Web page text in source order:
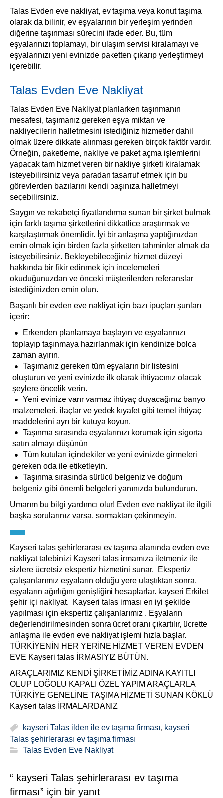
Talas Evden eve nakliyat, ev taşıma veya konut taşıma
olarak da bilinir, ev eşyalarının bir yerleşim yerinden
diğerine taşınması sürecini ifade eder. Bu, tüm
eşyalarınızı toplamayı, bir ulaşım servisi kiralamayı ve
eşyalarınızı yeni evinizde paketten çıkarıp yerleştirmeyi
içerebilir.
Talas Evden Eve Nakliyat
Talas Evden Eve Nakliyat planlarken taşınmanın
mesafesi, taşımanız gereken eşya miktarı ve
nakliyecilerin halletmesini istediğiniz hizmetler dahil
olmak üzere dikkate alınması gereken birçok faktör vardır.
Örneğin, paketleme, nakliye ve paket açma işlemlerini
yapacak tam hizmet veren bir nakliye şirketi kiralamak
isteyebilirsiniz veya paradan tasarruf etmek için bu
görevlerden bazılarını kendi başınıza halletmeyi
seçebilirsiniz.
Saygın ve rekabetçi fiyatlandırma sunan bir şirket bulmak
için farklı taşıma şirketlerini dikkatlice araştırmak ve
karşılaştırmak önemlidir. İyi bir anlaşma yaptığınızdan
emin olmak için birden fazla şirketten tahminler almak da
isteyebilirsiniz. Bekleyebileceğiniz hizmet düzeyi
hakkında bir fikir edinmek için incelemeleri
okuduğunuzdan ve önceki müşterilerden referanslar
istediğinizden emin olun.
Başarılı bir evden eve nakliyat için bazı ipuçları şunları
içerir:
Erkenden planlamaya başlayın ve eşyalarınızı
toplayıp taşınmaya hazırlanmak için kendinize bolca
zaman ayırın.
Taşımanız gereken tüm eşyaların bir listesini
oluşturun ve yeni evinizde ilk olarak ihtiyacınız olacak
şeylere öncelik verin.
Yeni evinize varır varmaz ihtiyaç duyacağınız banyo
malzemeleri, ilaçlar ve yedek kıyafet gibi temel ihtiyaç
maddelerini ayrı bir kutuya koyun.
Taşınma sırasında eşyalarınızı korumak için sigorta
satın almayı düşünün
Tüm kutuları içindekiler ve yeni evinizde girmeleri
gereken oda ile etiketleyin.
Taşınma sırasında sürücü belgeniz ve doğum
belgeniz gibi önemli belgeleri yanınızda bulundurun.
Umarım bu bilgi yardımcı olur! Evden eve nakliyat ile ilgili
başka sorularınız varsa, sormaktan çekinmeyin.
Kayseri talas şehirlerarası ev taşıma alanında evden eve
nakliyat talebinizi Kayseri talas irmamıza iletmeniz ile
sizlere ücretsiz ekspertiz hizmetini sunar. Ekspertiz
çalışanlarımız eşyaların olduğu yere ulaştıktan sonra,
eşyaların ağırlığını genişliğini hesaplarlar. kayseri Erkilet
şehir içi nakliyat. Kayseri talas irması en iyi şekilde
yapılması için ekspertiz çalışanlarımız . Eşyaların
değerlendirilmesinden sonra ücret oranı çıkartılır, ücrette
anlaşma ile evden eve nakliyat işlemi hızla başlar.
TÜRKİYENİN HER YERİNE HİZMET VEREN EVDEN
EVE Kayseri talas İRMASIYIZ BÜTÜN.
ARAÇLARIMIZ KENDİ ŞİRKETİMİZ ADINA KAYITLI
OLUP LOĞOLU KAPALI ÖZEL YAPIM ARAÇLARLA
TÜRKİYE GENELİNE TAŞIMA HİZMETİ SUNAN KÖKLÜ
Kayseri talas İRMALARDANIZ
kayseri Talas ilden ile ev taşıma firması, kayseri
Talas şehirlerarası ev taşıma firması
Talas Evden Eve Nakliyat
“ kayseri Talas şehirlerarası ev taşıma
firması” için bir yanıt